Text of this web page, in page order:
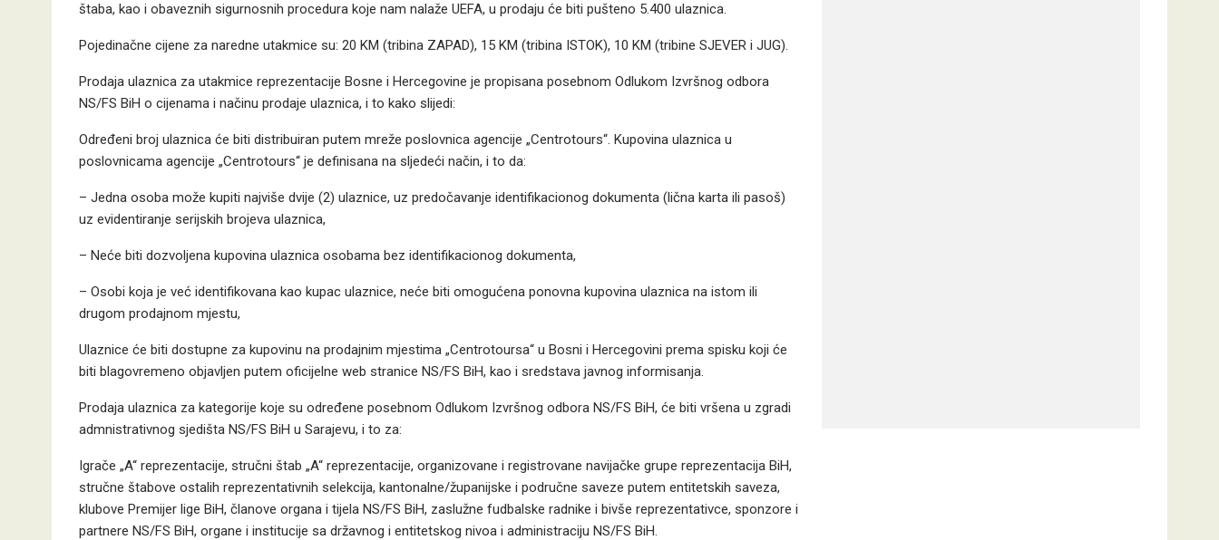
štaba, kao i obaveznih sigurnosnih procedura koje nam nalaže UEFA, u prodaju će biti pušteno 5.400 ulaznica.
Pojedinačne cijene za naredne utakmice su: 20 KM (tribina ZAPAD), 15 KM (tribina ISTOK), 10 KM (tribine SJEVER i JUG).
Prodaja ulaznica za utakmice reprezentacije Bosne i Hercegovine je propisana posebnom Odlukom Izvršnog odbora
NS/FS BiH o cijenama i načinu prodaje ulaznica, i to kako slijedi:
Određeni broj ulaznica će biti distribuiran putem mreže poslovnica agencije „Centrotours“. Kupovina ulaznica u
poslovnicama agencije „Centrotours“ je definisana na sljedeći način, i to da:
– Jedna osoba može kupiti najviše dvije (2) ulaznice, uz predočavanje identifikacionog dokumenta (lična karta ili pasoš)
uz evidentiranje serijskih brojeva ulaznica,
– Neće biti dozvoljena kupovina ulaznica osobama bez identifikacionog dokumenta,
– Osobi koja je već identifikovana kao kupac ulaznice, neće biti omogućena ponovna kupovina ulaznica na istom ili
drugom prodajnom mjestu,
Ulaznice će biti dostupne za kupovinu na prodajnim mjestima „Centrotoursa“ u Bosni i Hercegovini prema spisku koji će
biti blagovremeno objavljen putem oficijelne web stranice NS/FS BiH, kao i sredstava javnog informisanja.
Prodaja ulaznica za kategorije koje su određene posebnom Odlukom Izvršnog odbora NS/FS BiH, će biti vršena u zgradi
admnistrativnog sjedišta NS/FS BiH u Sarajevu, i to za:
Igrače „A“ reprezentacije, stručni štab „A“ reprezentacije, organizovane i registrovane navijačke grupe reprezentacija BiH,
stručne štabove ostalih reprezentativnih selekcija, kantonalne/županijske i područne saveze putem entitetskih saveza,
klubove Premijer lige BiH, članove organa i tijela NS/FS BiH, zaslužne fudbalske radnike i bivše reprezentativce, sponzore i
partnere NS/FS BiH, organe i institucije sa državnog i entitetskog nivoa i administraciju NS/FS BiH.